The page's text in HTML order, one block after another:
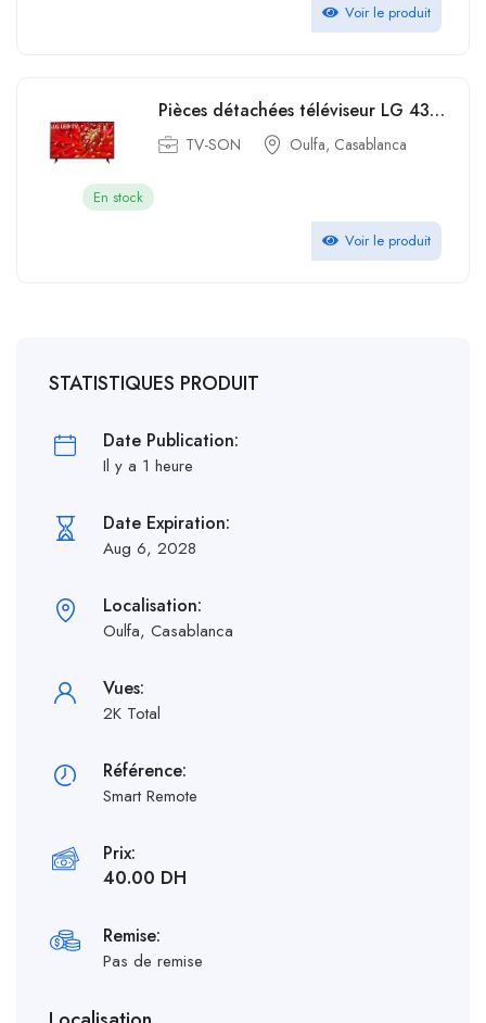
Voir le produit
Pièces détachées téléviseur LG 43 Full HD avec Récepteur Intégré Smart 43LM6300PVB
TV-SON Oulfa, Casablanca
En stock
Voir le produit
STATISTIQUES PRODUIT
Date Publication:
Il y a 1 heure
Date Expiration:
Aug 6, 2028
Localisation:
Oulfa, Casablanca
Vues:
2K Total
Référence:
Smart Remote
Prix:
40.00 DH
Remise:
Pas de remise